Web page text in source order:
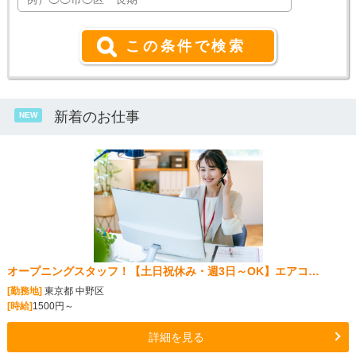
NEW 新着のお仕事
オープニングスタッフ！【土日祝休み・週3日～OK】エアコ…
[勤務地]東京都 中野区
[時給]1500円～
詳細を見る